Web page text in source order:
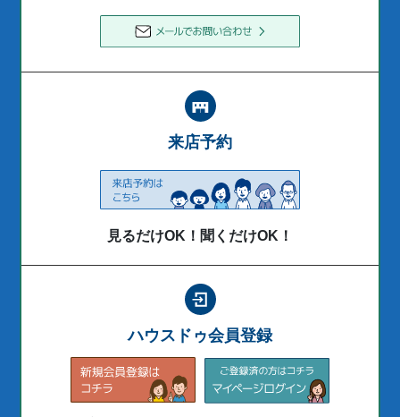
来店予約
見るだけOK！聞くだけOK！
ハウスドゥ会員登録